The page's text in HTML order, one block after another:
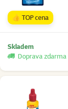
👍 TOP cena
Skladem
Doprava zdarma